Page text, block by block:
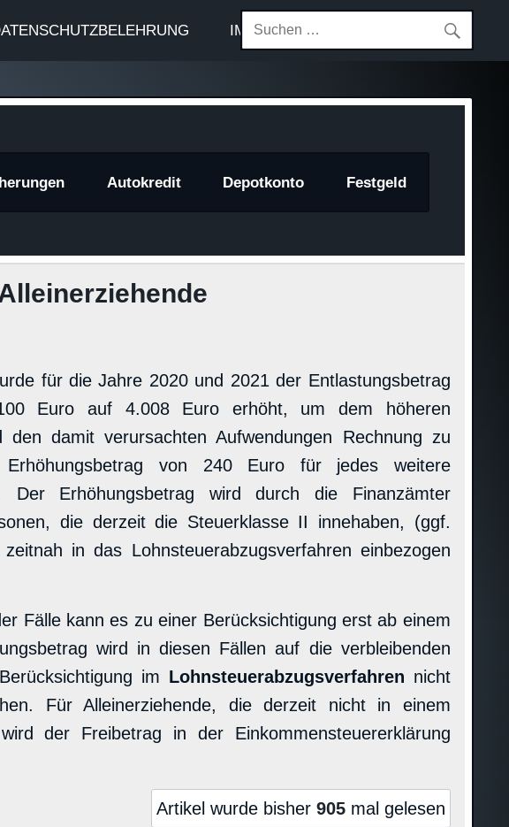
IMPRESSUM
Autokredit Depotkonto Festgeld
für die Jahre 2020 und 2021 der Entlastungsbetrag
Euro auf 4.008 Euro erhöht, um dem höheren
damit verursachten Aufwendungen Rechnung zu
von 240 Euro für jedes weitere
Der Erhöhungsbetrag wird durch die Finanzämter
die derzeit die Steuerklasse II innehaben, (ggf.
in das Lohnsteuerabzugsverfahren einbezogen
Fälle kann es zu einer Berücksichtigung erst ab einem
wird in diesen Fällen auf die verbleibenden
im Lohnsteuerabzugsverfahren nicht
Für Alleinerziehende, die derzeit nicht in einem
der Freibetrag in der Einkommensteuererklärung
Artikel wurde bisher 905mal gelesen